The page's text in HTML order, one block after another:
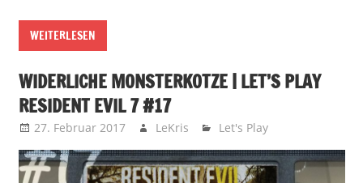
WEITERLESEN
WIDERLICHE MONSTERKOTZE | LET’S PLAY
RESIDENT EVIL 7 #17
27. Februar 2017 LeKris Let's Play